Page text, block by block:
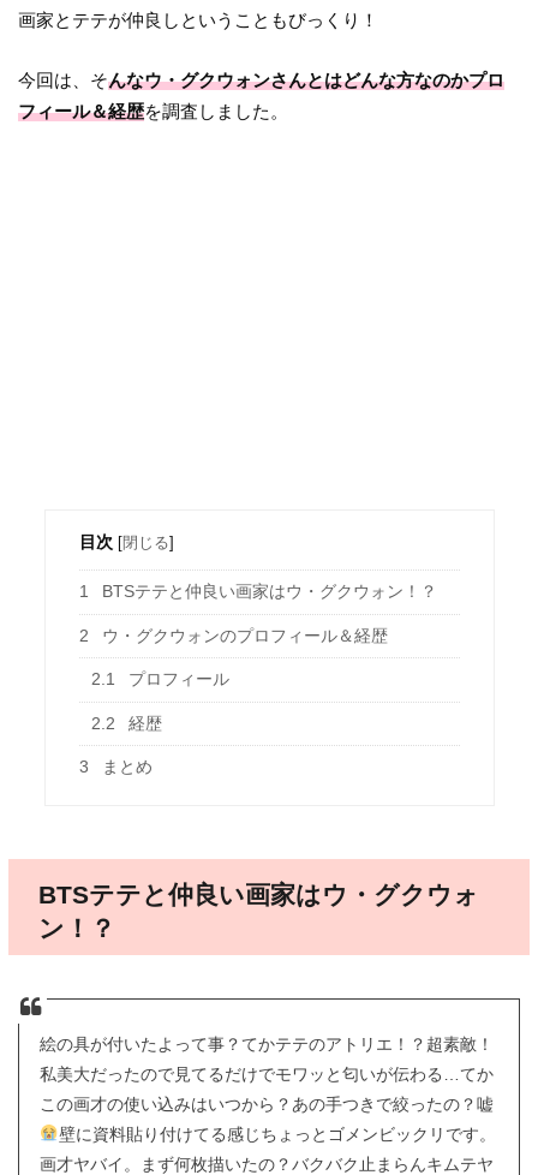
画家とテテが仲良しということもびっくり！
今回は、そんなウ・グクウォンさんとはどんな方なのかプロ
フィール＆経歴を調査しました。
目次 [閉じる]
1 BTSテテと仲良い画家はウ・グクウォン！？
2 ウ・グクウォンのプロフィール＆経歴
2.1 プロフィール
2.2 経歴
3 まとめ
BTSテテと仲良い画家はウ・グクウォ
ン！？
絵の具が付いたよって事？てかテテのアトリエ！？超素敵！
私美大だったので見てるだけでモワッと匂いが伝わる…てか
この画才の使い込みはいつから？あの手つきで絞ったの？嘘
壁に資料貼り付けてる感じちょっとゴメンビックリです。
画才ヤバイ。まず何枚描いたの？バクバク止まらんキムテヤ